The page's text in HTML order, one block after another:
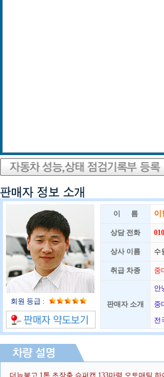
회원 등급 :
이 름 이
상담 전화
상사 이름 수
취급 차종 중
판매자 소개
안
중
전
더뉴봉고 1톤 초장축 슈퍼캡 133마력 오토매틱